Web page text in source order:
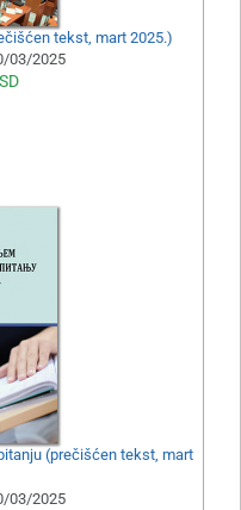
tekst, mart 2025.)
03/2025
(prečišćen tekst, mart
03/2025